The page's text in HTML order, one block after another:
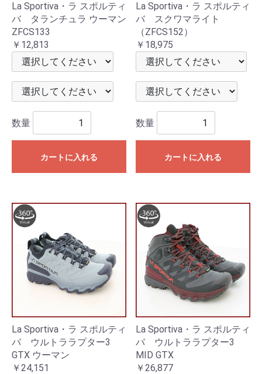
La Sportiva・ラ スポルティ
バ タランチュラ ウーマン
ZFCS133
￥12,813
数量
カートに入れる
La Sportiva・ラ スポルティ
バ スクワマライト
（ZFCS152）
￥18,975
数量
カートに入れる
La Sportiva・ラ スポルティ
バ ウルトララプター3
GTX ウーマン
￥24,151
La Sportiva・ラ スポルティ
バ ウルトララプター3
MID GTX
￥26,877